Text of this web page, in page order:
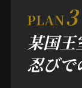
PLAN3
某国
忍びで